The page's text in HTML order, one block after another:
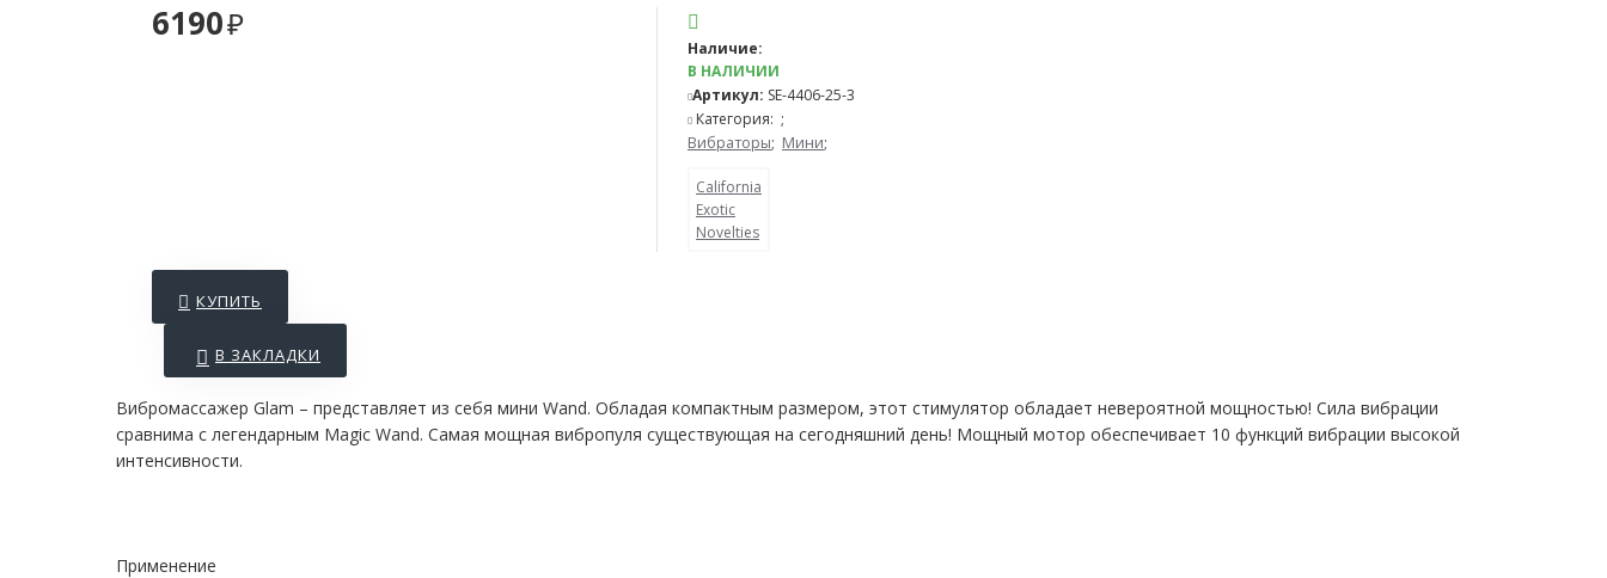
6190
Наличие:
В НАЛИЧИИ
Артикул: SE-4406-25-3
Категория: ;
Вибраторы; Мини;
California
Exotic
Novelties
КУПИТЬ
В ЗАКЛАДКИ
Вибромассажер Glam – представляет из себя мини Wand. Обладая компактным размером, этот стимулятор обладает невероятной мощностью! Сила вибрации
сравнима с легендарным Magic Wand. Самая мощная вибропуля существующая на сегодняшний день! Мощный мотор обеспечивает 10 функций вибрации высокой
интенсивности.
Применение